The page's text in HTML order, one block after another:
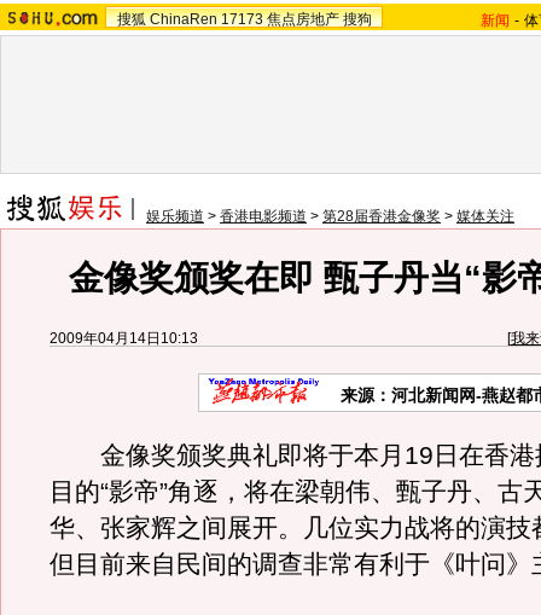
搜狐 ChinaRen 17173 焦点房地产 搜狗 新闻 -
娱乐频道 > 香港电影频道 > 第28届香港金像奖 > 媒体关注
金像奖颁奖在即 甄子丹当“影
2009年04月14日10:13 [我
来源： 河北新闻网-燕赵都
金像奖颁奖典礼即将于本月19日在香港
目的“影帝”角逐，将在梁朝伟、甄子丹、古
华、张家辉之间展开。几位实力战将的演技
但目前来自民间的调查非常有利于《叶问》